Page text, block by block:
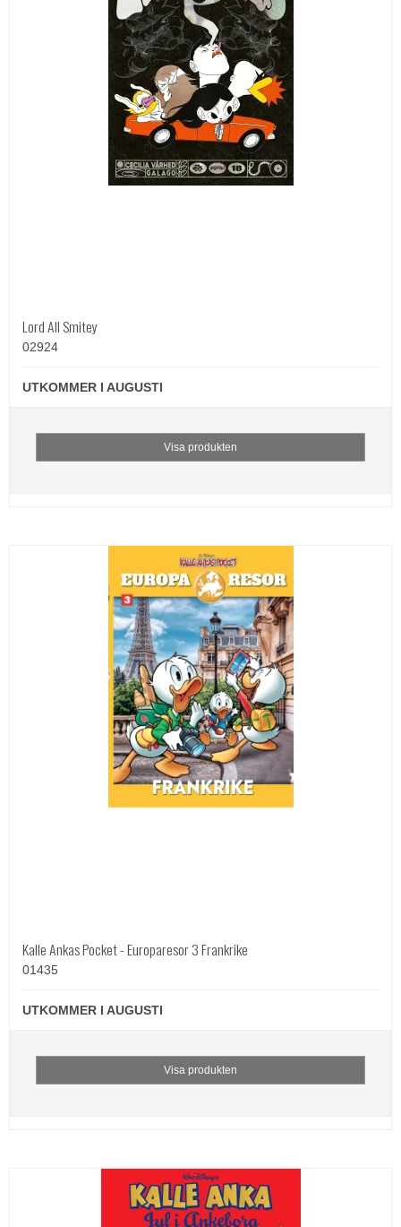
Lord All Smitey
02924
UTKOMMER I AUGUSTI
Visa produkten
Kalle Ankas Pocket - Europaresor 3 Frankrike
01435
UTKOMMER I AUGUSTI
Visa produkten